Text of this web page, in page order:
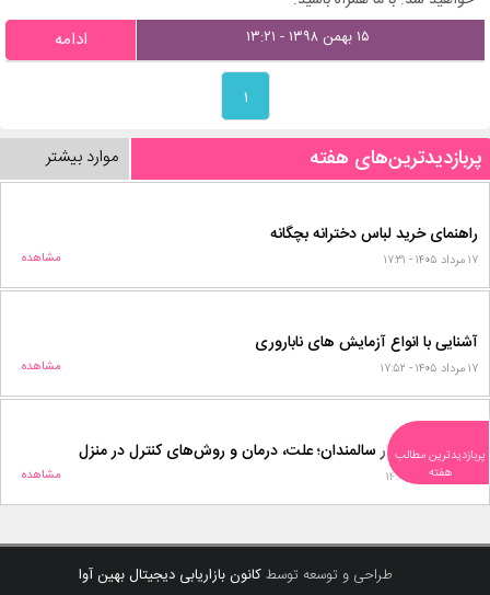
۱۵ بهمن ۱۳۹۸ - ۱۳:۲۱ ادامه
۱
پربازدیدترین‌های هفته موارد بیشتر
راهنمای خرید لباس دخترانه بچگانه
۱۷ مرداد ۱۴۰۵ - ۱۷:۳۱ مشاهده
آشنایی با انواع آزمایش های ناباروری
۱۷ مرداد ۱۴۰۵ - ۱۷:۵۲ مشاهده
بی اختیاری ادرار سالمندان؛ علت، درمان و روش‌های کنترل در منزل
مشاهده
طراحی و توسعه توسطکانون بازاریابی دیجیتال بهین آوا
پربازدیدترین مطالب
هفته